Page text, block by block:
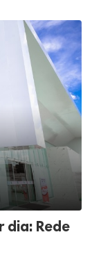
dia: Rede